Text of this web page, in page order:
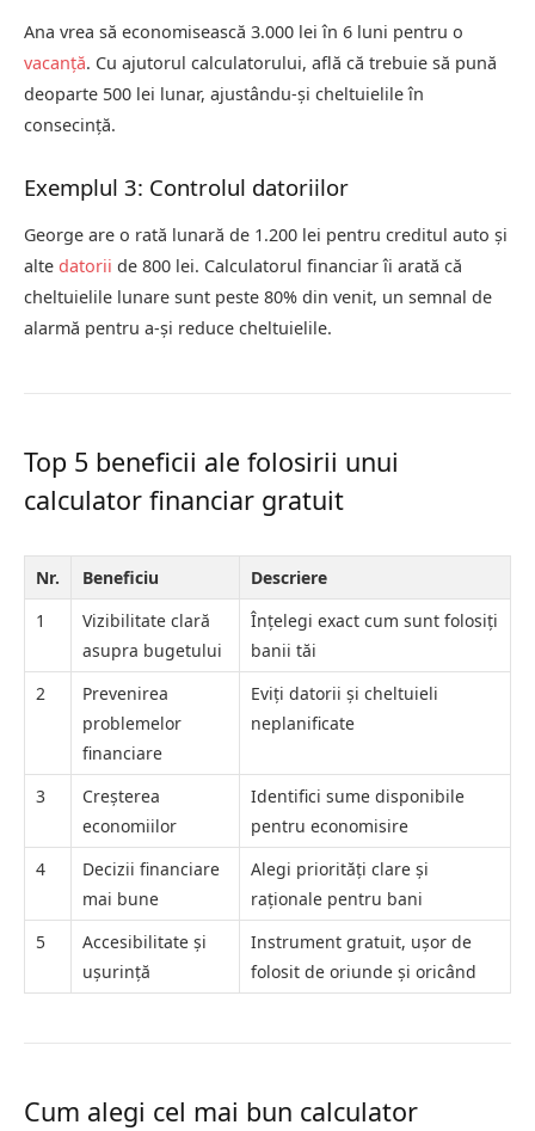
Ana vrea să economisească 3.000 lei în 6 luni pentru o
vacanță. Cu ajutorul calculatorului, află că trebuie să pună
deoparte 500 lei lunar, ajustându-și cheltuielile în
consecință.
Exemplul 3: Controlul datoriilor
George are o rată lunară de 1.200 lei pentru creditul auto și
alte datorii de 800 lei. Calculatorul financiar îi arată că
cheltuielile lunare sunt peste 80% din venit, un semnal de
alarmă pentru a-și reduce cheltuielile.
Top 5 beneficii ale folosirii unui
calculator financiar gratuit
Nr. Beneficiu
Descriere
1
Vizibilitate clară
asupra bugetului
Înțelegi exact cum sunt folosiți
banii tăi
2
Prevenirea
problemelor
financiare
Eviți datorii și cheltuieli
neplanificate
3
Creșterea
economiilor
Identifici sume disponibile
pentru economisire
4
Decizii financiare
mai bune
Alegi priorități clare și
raționale pentru bani
5
Accesibilitate și
ușurință
Instrument gratuit, ușor de
folosit de oriunde și oricând
Cum alegi cel mai bun calculator